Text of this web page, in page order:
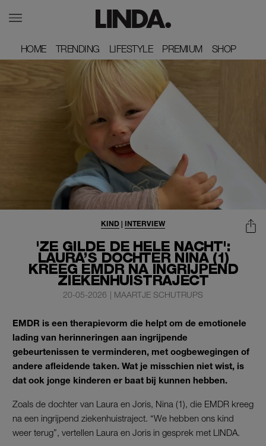
HOME
HOME TRENDING
TRENDING LIFESTYLE
LIFESTYLE PREMIUM
PREMIUM SHOP
SHOP
'ZE GILDE DE HELE NACHT':
LAURA’S DOCHTER NINA (1)
KREEG EMDR NA INGRIJPEND
ZIEKENHUISTRAJECT
KIND | INTERVIEW
20-05-2026 | MAARTJE SCHUTRUPS
EMDR is een therapievorm die helpt om de emotionele
lading van herinneringen aan ingrijpende
gebeurtenissen te verminderen, met oogbewegingen of
andere afleidende taken. Wat je misschien niet wist, is
dat ook jonge kinderen er baat bij kunnen hebben.
Zoals de dochter van Laura en Joris, Nina (1), die EMDR kreeg
na een ingrijpend ziekenhuistraject. “We hebben ons kind
weer terug”, vertellen Laura en Joris in gesprek met LINDA.